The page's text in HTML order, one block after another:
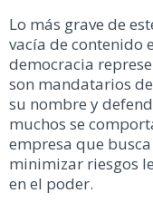
Lo más grave de
vacía de contenido
democracia
son mandatarios
su nombre y
muchos se
empresa que
minimizar riesgos
en el poder.